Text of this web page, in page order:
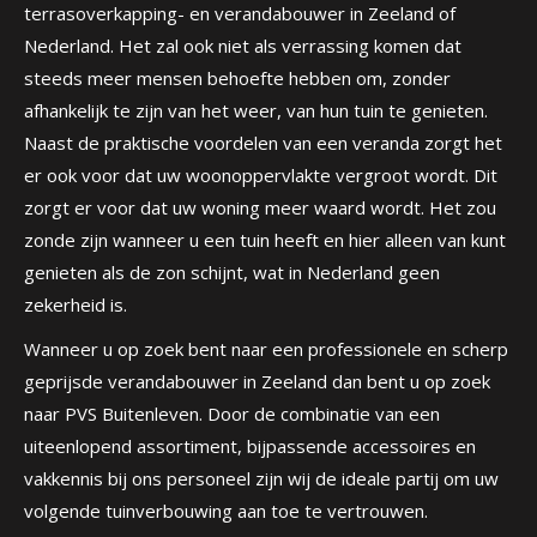
terrasoverkapping- en verandabouwer in Zeeland of
Nederland. Het zal ook niet als verrassing komen dat
steeds meer mensen behoefte hebben om, zonder
afhankelijk te zijn van het weer, van hun tuin te genieten.
Naast de praktische voordelen van een veranda zorgt het
er ook voor dat uw woonoppervlakte vergroot wordt. Dit
zorgt er voor dat uw woning meer waard wordt. Het zou
zonde zijn wanneer u een tuin heeft en hier alleen van kunt
genieten als de zon schijnt, wat in Nederland geen
zekerheid is.
Wanneer u op zoek bent naar een professionele en scherp
geprijsde verandabouwer in Zeeland dan bent u op zoek
naar PVS Buitenleven. Door de combinatie van een
uiteenlopend assortiment, bijpassende accessoires en
vakkennis bij ons personeel zijn wij de ideale partij om uw
volgende tuinverbouwing aan toe te vertrouwen.